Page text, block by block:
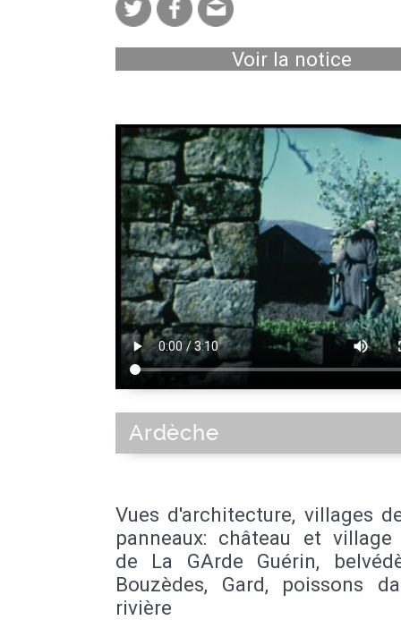
Voir la notice
Ardèche
Vues d'architecture, villages
panneaux: château et
de La GArde Guérin,
Bouzèdes, Gard, poissons
rivière